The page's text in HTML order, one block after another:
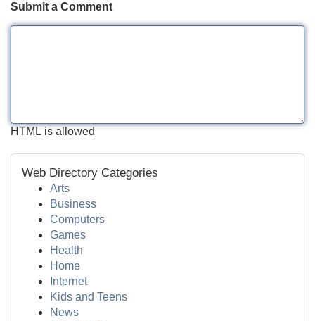
Submit a Comment
HTML is allowed
Web Directory Categories
Arts
Business
Computers
Games
Health
Home
Internet
Kids and Teens
News